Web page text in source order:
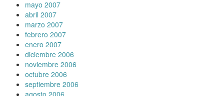
mayo 2007
abril 2007
marzo 2007
febrero 2007
enero 2007
diciembre 2006
noviembre 2006
octubre 2006
septiembre 2006
agosto 2006